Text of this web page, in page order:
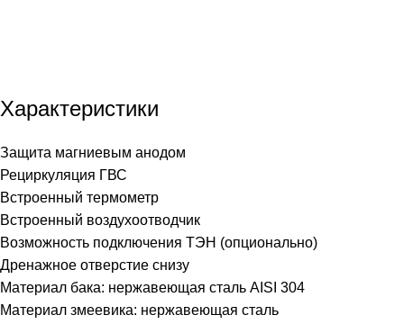
Характеристики
Защита магниевым анодом
Рециркуляция ГВС
Встроенный термометр
Встроенный воздухоотводчик
Возможность подключения ТЭН (опционально)
Дренажное отверстие снизу
Материал бака: нержавеющая сталь AISI 304
Материал змеевика: нержавеющая сталь